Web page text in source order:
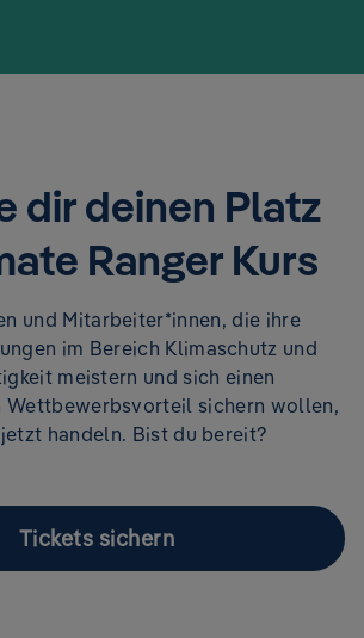
dir deinen Platz
Ranger Kurs
und Mitarbeiter*innen, die ihre
im Bereich Klimaschutz und
meistern und sich einen
Wettbewerbsvorteil sichern wollen,
handeln. Bist du bereit?
Tickets sichern